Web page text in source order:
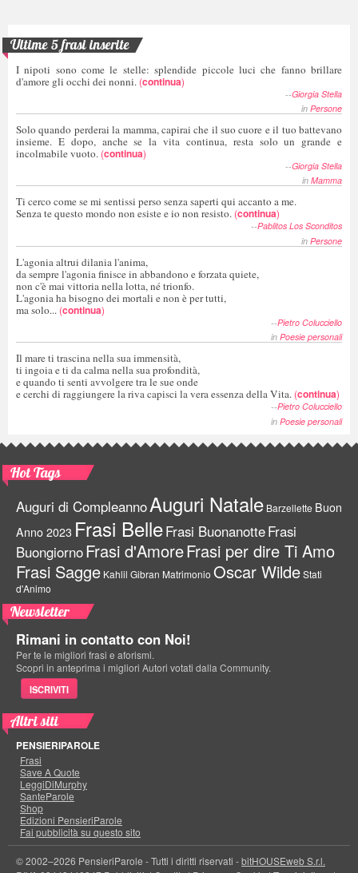
Ultime 5 frasi inserite
I nipoti sono come le stelle: splendide piccole luci che fanno brillare
d'amore gli occhi dei nonni. (continua)
--Giorgia Stella
in Persone
Solo quando perderai la mamma, capirai che il suo cuore e il tuo battevano
insieme. E dopo, anche se la vita continua, resta solo un grande e
incolmabile vuoto. (continua)
--Giorgia Stella
in Mamma
Ti cerco come se mi sentissi perso senza saperti qui accanto a me.
Senza te questo mondo non esiste e io non resisto. (continua)
--Pablitos Los Sconditos
in Persone
L'agonia altrui dilania l'anima,
da sempre l'agonia finisce in abbandono e forzata quiete,
non c'è mai vittoria nella lotta, né trionfo.
L'agonia ha bisogno dei mortali e non è per tutti,
ma solo... (continua)
--Pietro Colucciello
in Poesie personali
Il mare ti trascina nella sua immensità,
ti ingoia e ti da calma nella sua profondità,
e quando ti senti avvolgere tra le sue onde
e cerchi di raggiungere la riva capisci la vera essenza della Vita. (continua)
--Pietro Colucciello
in Poesie personali
Hot Tags
Auguri di CompleannoAuguri Natale Barzellette Buon
Anno 2023 Frasi BelleFrasi BuonanotteFrasi
BuongiornoFrasi d'AmoreFrasi per dire Ti Amo
Frasi Sagge Kahlil Gibran Matrimonio Oscar WildeStati
d'Animo
Newsletter
Rimani in contatto con Noi!
Per te le migliori frasi e aforismi.
Scopri in anteprima i migliori Autori votati dalla Community.
ISCRIVITI
Altri siti
PENSIERIPAROLE
Frasi
Save A Quote
LeggiDiMurphy
SanteParole
Shop
Edizioni PensieriParole
Fai pubblicità su questo sito
© 2002–2026 PensieriParole - Tutti i diritti riservati -bitHOUSEweb S.r.l.